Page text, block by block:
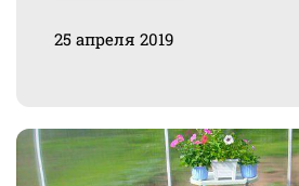
25 апреля 2019